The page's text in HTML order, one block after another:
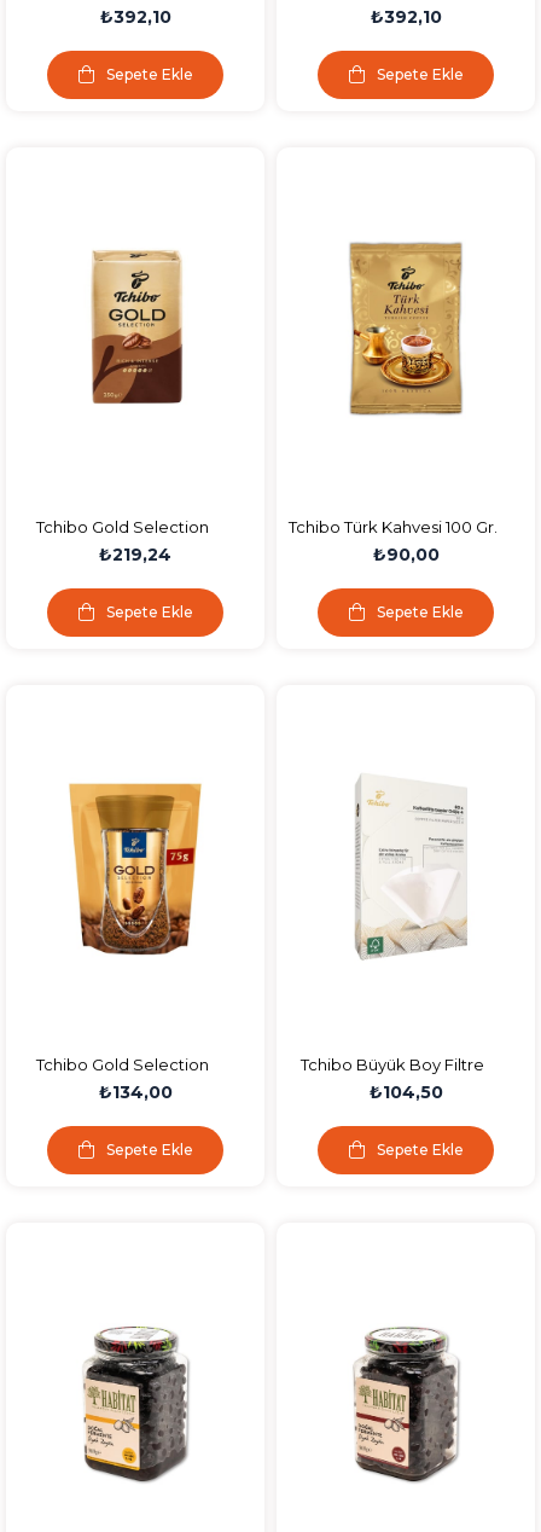
Çözünebilir Kahve 100 Gr.
₺392,10
Sepete Ekle
Çözünebilir Kahve 100 Gr.
₺392,10
Sepete Ekle
Tchibo Gold Selection
Filtre Kahve 250 Gr.
₺219,24
Sepete Ekle
Tchibo Türk Kahvesi 100 Gr.
₺90,00
Sepete Ekle
Tchibo Gold Selection
Çözünebilir
Gr.
₺134,00
Sepete Ekle
Tchibo Büyük Boy Filtre
Kahve Kağıdı 80'li
₺104,50
Sepete Ekle